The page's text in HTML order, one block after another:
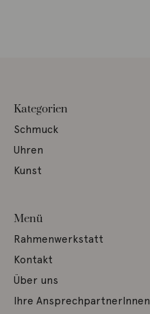
Kategorien
Schmuck
Uhren
Kunst
Menü
Rahmenwerkstatt
Kontakt
Über uns
Ihre AnsprechpartnerInnen